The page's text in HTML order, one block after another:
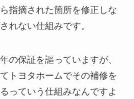
指摘された箇所を修正しな
れない仕組みです。
の保証を謳っていますが、
トヨタホームでその補修を
っていう仕組みなんですよ